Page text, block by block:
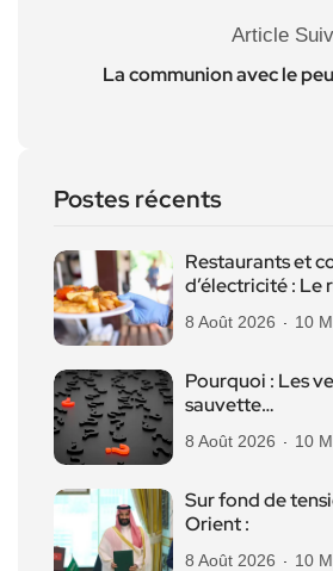
Article
La communion avec le
Postes récents
Restaurants et
d’électricité : Le
8 Août 2026 10
Pourquoi : Les
sauvette…
8 Août 2026 10
Sur fond de
Orient :
8 Août 2026 10